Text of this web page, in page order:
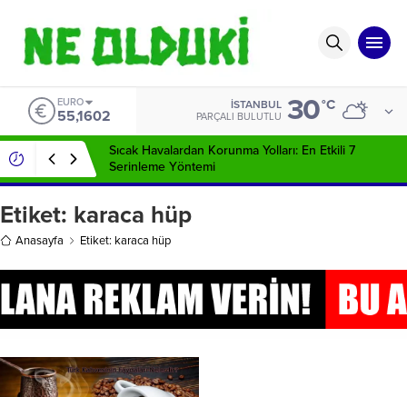
EURO
55,1602
İSTANBUL
PARÇALI BULUTLU 30°C
Sıcak Havalardan Korunma Yolları: En Etkili 7
Serinleme Yöntemi
Etiket: karaca hüp
Anasayfa Etiket: karaca hüp